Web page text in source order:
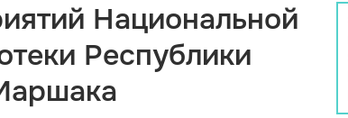
Национальной
Республики